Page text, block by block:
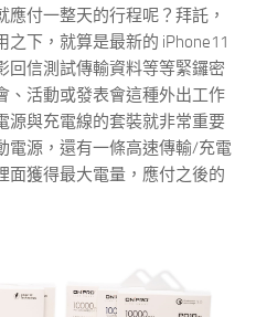
付一整天的行程呢？拜託，
下，就算是最新的 iPhone11
回信測試傳輸資料等等緊鑼密
、活動或發表會這種外出工作
源與充電線的套裝就非常重要
電源，還有一條高速傳輸/充電
面獲得最大電量，應付之後的